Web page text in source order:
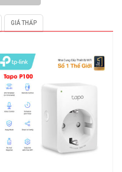
GIÁ THẤP